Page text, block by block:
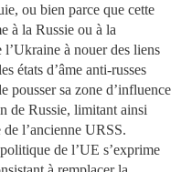
ou bien parce que cette
à la Russie ou à la
à nouer des liens
états d’âme anti-russes
pousser sa zone d’influence
de Russie, limitant ainsi
l’ancienne URSS.
de l’UE s’exprime